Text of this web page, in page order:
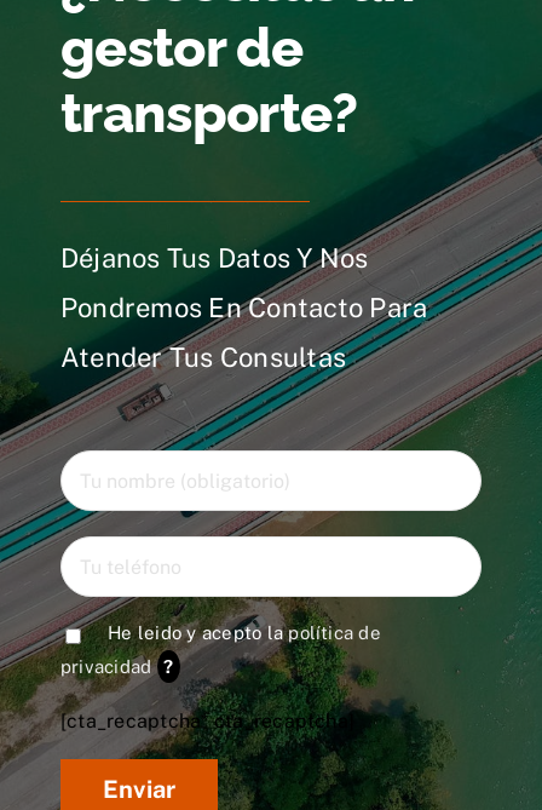
gestor de
transporte?
Déjanos Tus Datos Y Nos
Pondremos En Contacto Para
Atender Tus Consultas
He leido y acepto lapolítica de
privacidad ?
[cta_recaptcha* cta_recaptcha]